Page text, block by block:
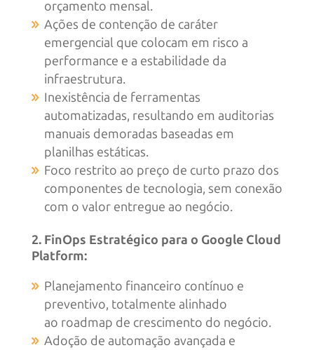
orçamento mensal.
Ações de contenção de caráter
emergencial que colocam em risco a
performance e a estabilidade da
infraestrutura.
Inexistência de ferramentas
automatizadas, resultando em auditorias
manuais demoradas baseadas em
planilhas estáticas.
Foco restrito ao preço de curto prazo dos
componentes de tecnologia, sem conexão
com o valor entregue ao negócio.
2. FinOps Estratégico para o Google Cloud
Platform:
Planejamento financeiro contínuo e
preventivo, totalmente alinhado
ao roadmap de crescimento do negócio.
Adoção de automação avançada e